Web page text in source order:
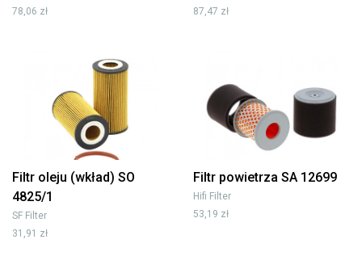
78,06 zł
87,47 zł
Filtr oleju (wkład) SO
4825/1
SF Filter
31,91 zł
Filtr powietrza SA 12699
Hifi Filter
53,19 zł